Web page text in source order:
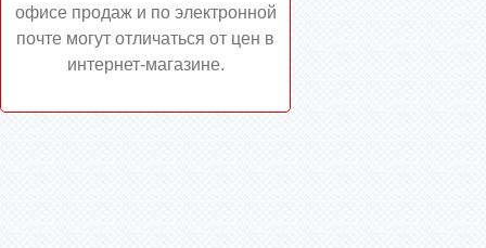
офисе продаж и по электронной
почте могут отличаться от цен в
интернет-магазине.